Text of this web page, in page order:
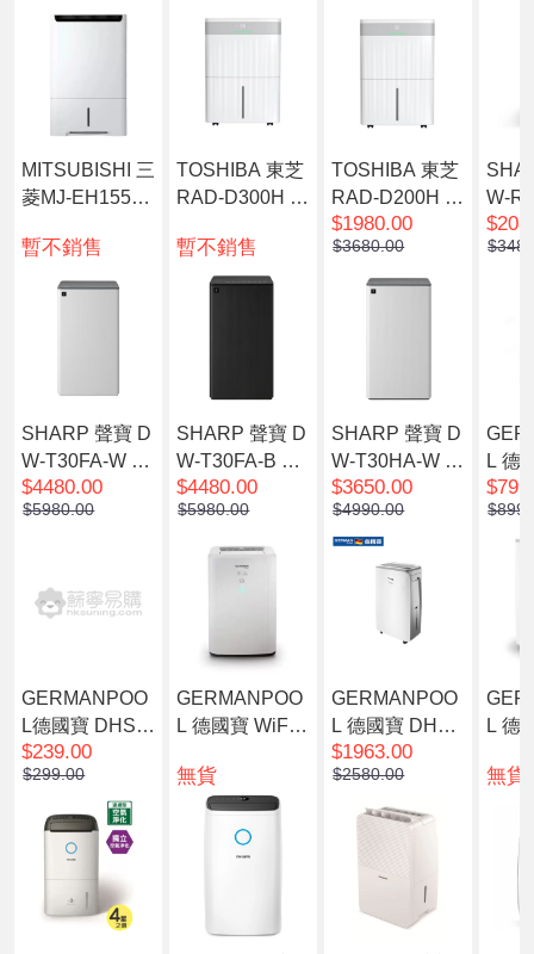
濕機
除濕機
升/日 (日本製)
(1級能源標籤)
MITSUBISHI 三
菱MJ-EH155JV
濕機15.5公升/
日 (日本製) (1級
暫不銷售
TOSHIBA 東芝
RAD-D300H 壓
公升
暫不銷售
TOSHIBA 東芝
RAD-D200H 壓
縮式抽濕機 22
公升
$1980.00
$3680.00
W-
效防
3L)
SHARP 聲寶 D
W-T30FA-W 三
合一雙氣流抗菌
抽濕機(30L) 白
$4480.00
$5980.00
SHARP 聲寶 D
W-T30FA-B 三
合一雙氣流抗菌
抽濕機(30L) 黑
$4480.00
$5980.00
SHARP 聲寶 D
W-T30HA-W (3
0L)2合1雙氣流
抗菌抽濕機(白
色)
$3650.00
$4990.00
L 德
05 2
濕機
GERMANPOO
L德國寶 DHS-1
01WT 物理環保
除濕器
$239.00
$299.00
GERMANPOO
L 德國寶 WiFi
淨化抽濕機 DH
M-911-SC
無貨
GERMANPOO
L 德國寶 DHM-
906 UVC 纖巧
型空氣淨化抽濕
機(預計7個工作
$1963.00
$2580.00
L 德
C 纖
無貨